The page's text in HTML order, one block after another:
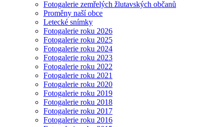
Fotogalerie zemřelých žlutavských občanů
Proměny naší obce
Letecké snímky
Fotogalerie roku 2026
Fotogalerie roku 2025
Fotogalerie roku 2024
Fotogalerie roku 2023
Fotogalerie roku 2022
Fotogalerie roku 2021
Fotogalerie roku 2020
Fotogalerie roku 2019
Fotogalerie roku 2018
Fotogalerie roku 2017
Fotogalerie roku 2016